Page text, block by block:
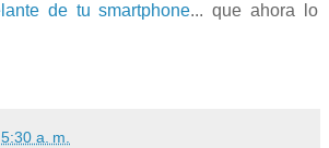
de tu smartphone... que ahora lo
5:30 a. m.